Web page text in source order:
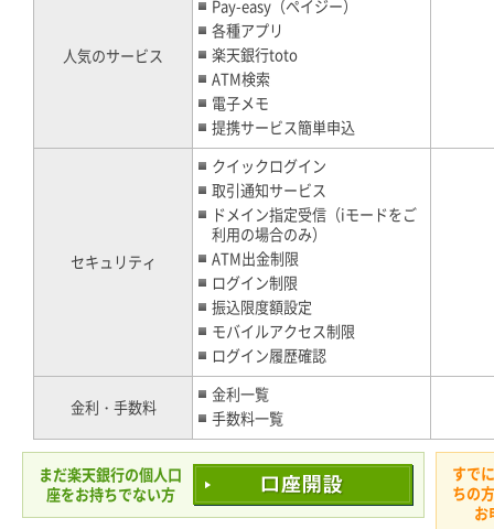
人気のサービス
Pay-easy（ペイジー）
各種アプリ
楽天銀行toto
ATM検索
電子メモ
提携サービス簡単申込
セキュリティ
クイックログイン
取引通知サービス
ドメイン指定受信（iモードをご
利用の場合のみ）
ATM出金制限
ログイン制限
振込限度額設定
モバイルアクセス制限
ログイン履歴確認
金利・手数料
金利一覧
手数料一覧
まだ楽天銀行の個人口
座をお持ちでない方
すで
ちの
お